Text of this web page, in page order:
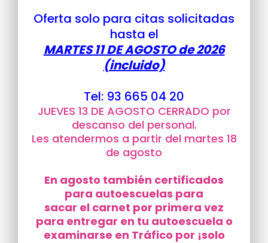
Oferta solo para citas solicitadas
hasta el
MARTES 11 DE AGOSTOde 2026
(incluido)
Tel: 93 665 04 20
JUEVES 13 DE AGOSTO CERRADO por
descanso del personal.
Les atendermos a partir del martes 18
de agosto
En agosto también certificados
para autoescuelas para
sacar el carnet por primera vez
para entregar en tu autoescuela o
examinarse en Tráfico por ¡solo